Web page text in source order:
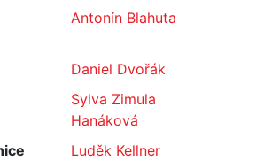
Antonín Blahuta
Daniel Dvořák
Sylva Zimula
Hanáková
Luděk Kellner